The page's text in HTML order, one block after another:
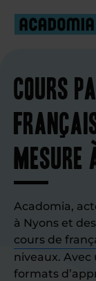
Cours
mesure
Acadomia,
à Nyons et
cours de
niveaux. Avec
formats